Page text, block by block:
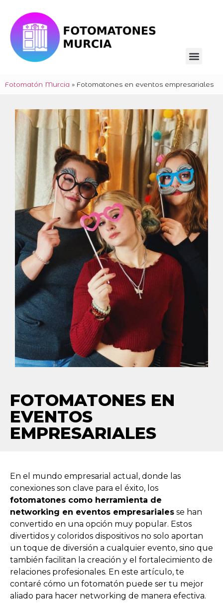
Fotomatón Murcia » Fotomatones en eventos empresariales
FOTOMATONES EN
EVENTOS
EMPRESARIALES
En el mundo empresarial actual, donde las
conexiones son clave para el éxito, los
fotomatones como herramienta de
networking en eventos empresariales se han
convertido en una opción muy popular. Estos
divertidos y coloridos dispositivos no solo aportan
un toque de diversión a cualquier evento, sino que
también facilitan la creación y el fortalecimiento de
relaciones profesionales. En este artículo, te
contaré cómo un fotomatón puede ser tu mejor
aliado para hacer networking de manera efectiva.